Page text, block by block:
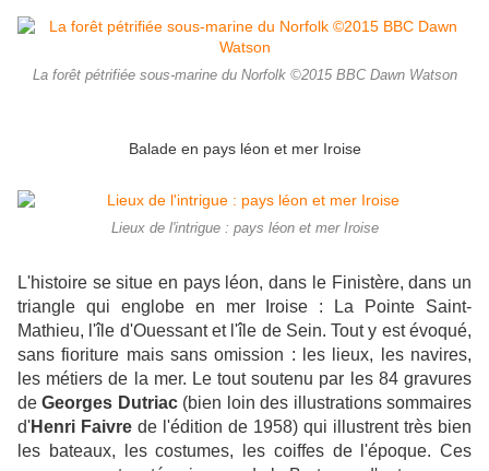
La forêt pétrifiée sous-marine du Norfolk ©2015 BBC Dawn Watson
Balade en pays léon et mer Iroise
Lieux de l'intrigue : pays léon et mer Iroise
L'histoire se situe en pays léon, dans le Finistère, dans un
triangle qui englobe en mer Iroise : La Pointe Saint-
Mathieu, l'île d'Ouessant et l'île de Sein. Tout y est évoqué,
sans fioriture mais sans omission : les lieux, les navires,
les métiers de la mer. Le tout soutenu par les 84 gravures
deGeorges Dutriac(bien loin des illustrations sommaires
d'Henri Faivre de l'édition de 1958) qui illustrent très bien
les bateaux, les costumes, les coiffes de l'époque. Ces